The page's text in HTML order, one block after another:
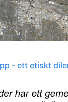
- ett etiskt